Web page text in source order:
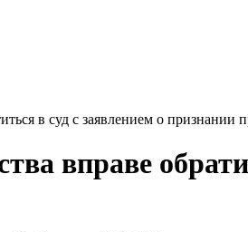
в суд с заявлением о признании
вправе